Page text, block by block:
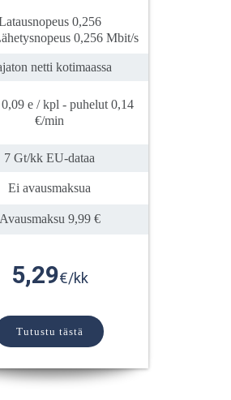
0,256
0,256 Mbit/s
netti kotimaassa
e / kpl - puhelut 0,14
€/min
7 Gt/kk EU-dataa
Ei avausmaksua
Avausmaksu 9,99 €
5,29€/kk
Tutustu tästä